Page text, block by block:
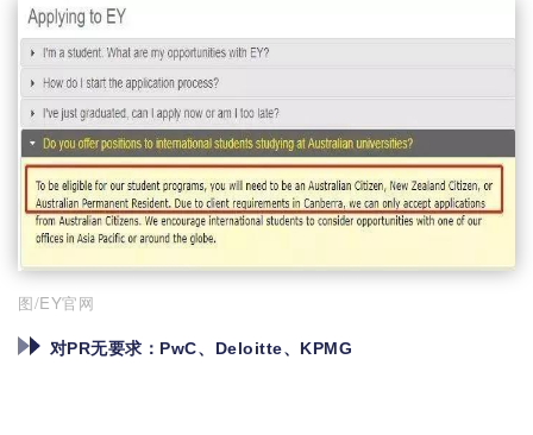
图/EY官网
对PR无要求： PwC、Deloitte、KPMG